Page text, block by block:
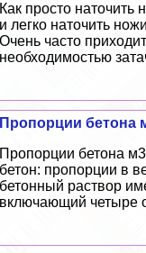
Как просто наточить
и легко наточить
Очень часто
необходимостью
Пропорции бетона
Пропорции бетона
бетон: пропорции в
бетонный раствор
включающий четыре